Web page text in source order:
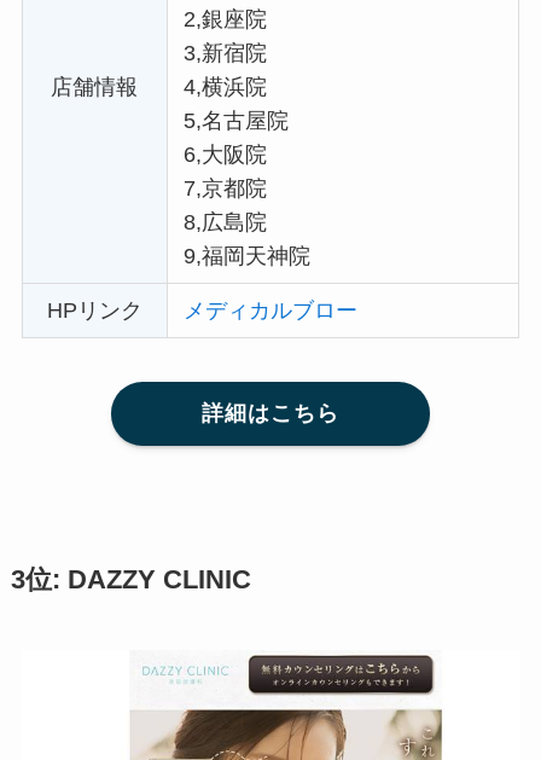
店舗情報
2,銀座院
3,新宿院
4,横浜院
5,名古屋院
6,大阪院
7,京都院
8,広島院
9,福岡天神院
HPリンク メディカルブロー
詳細はこちら
3位: DAZZY CLINIC